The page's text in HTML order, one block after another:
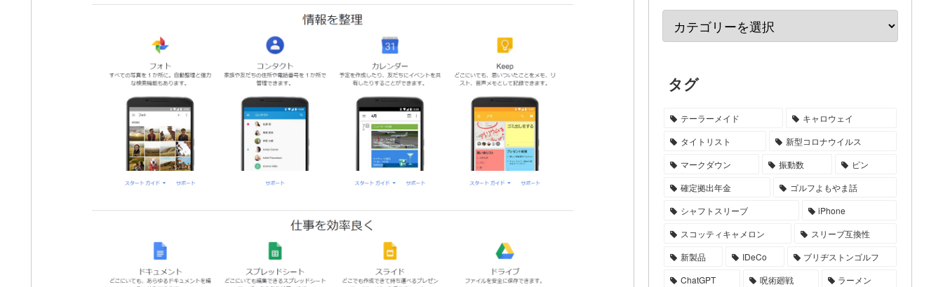
タグ
テーラーメイド
キャロウェイ
タイトリスト
新型コロナウイルス
マークダウン
振動数
ピン
確定拠出年金
ゴルフよもやま話
シャフトスリーブ
iPhone
スコッティキャメロン
スリーブ互換性
新製品
IDeCo
ブリヂストンゴルフ
ChatGPT
呪術廻戦
ラーメン